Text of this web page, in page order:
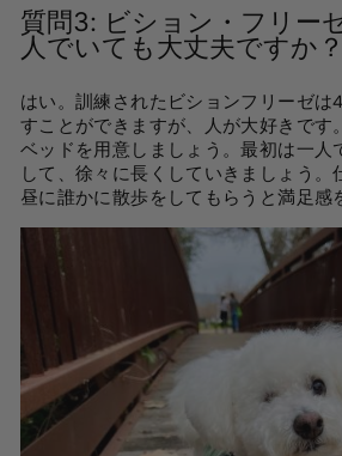
質問3: ビション・フリー
人でいても大丈夫ですか？
はい。訓練されたビションフリーゼ
すことができますが、人が大好きです
ベッドを用意しましょう。最初は一人
して、徐々に長くしていきましょう。
昼に誰かに散歩をしてもらうと満足感